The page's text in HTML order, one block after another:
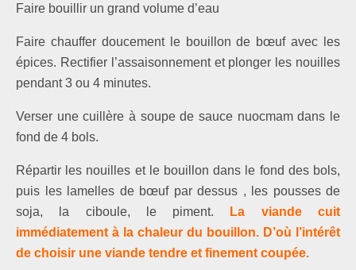
Faire bouillir un grand volume d’eau
Faire chauffer doucement le bouillon de bœuf avec les
épices. Rectifier l’assaisonnement et plonger les nouilles
pendant 3 ou 4 minutes.
Verser une cuillère à soupe de sauce nuocmam dans le
fond de 4 bols.
Répartir les nouilles et le bouillon dans le fond des bols,
puis
les lamelles de bœuf par dessus , les pousses de
soja, la ciboule, le piment.
La viande cuit
immédiatement à la chaleur du bouillon. D’où l’intérêt
de choisir une viande tendre et finement coupée.